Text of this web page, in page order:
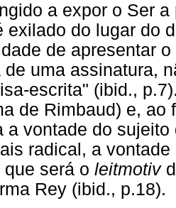
a expor o Ser
exilado do lugar do
de apresentar
de uma assinatura,
escrita" (ibid.,
de Rimbaud) e, ao
a vontade do
radical, a
será o leitmotiv
Rey (ibid., p.18).